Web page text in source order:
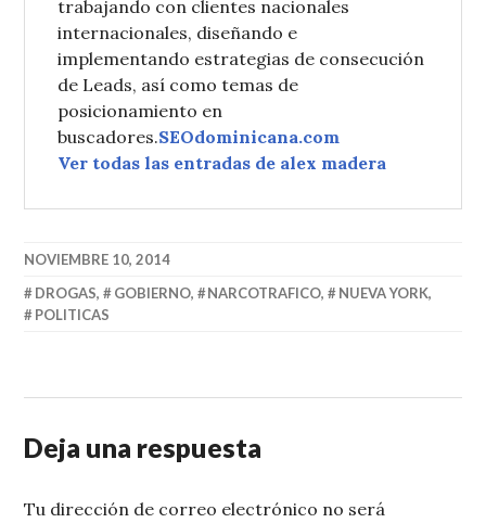
trabajando con clientes nacionales
internacionales, diseñando e
implementando estrategias de consecución
de Leads, así como temas de
posicionamiento en
buscadores.SEOdominicana.com
Ver todas las entradas de alex madera
NOVIEMBRE 10, 2014
DROGAS, GOBIERNO, NARCOTRAFICO, NUEVA YORK,
POLITICAS
Deja una respuesta
Tu dirección de correo electrónico no será